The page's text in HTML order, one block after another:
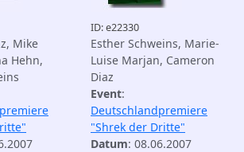
Mike
Hehn,
ID: e22330
Esther Schweins, Marie-
Luise Marjan, Cameron
Diaz
Event:
Deutschlandpremiere
"Shrek der Dritte"
Datum: 08.06.2007